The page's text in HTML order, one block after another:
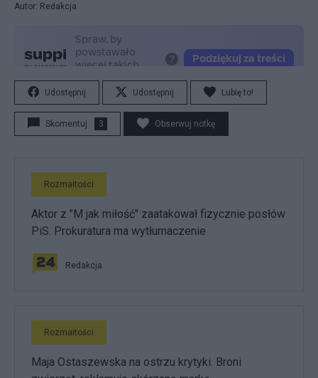
Autor: Redakcja
Udostępnij Udostępnij Lubię to!
Skomentuj 3 Obserwuj notkę
Rozmaitości
Aktor z "M jak miłość" zaatakował fizycznie posłów
PiS. Prokuratura ma wytłumaczenie
Redakcja
Rozmaitości
Maja Ostaszewska na ostrzu krytyki. Broni